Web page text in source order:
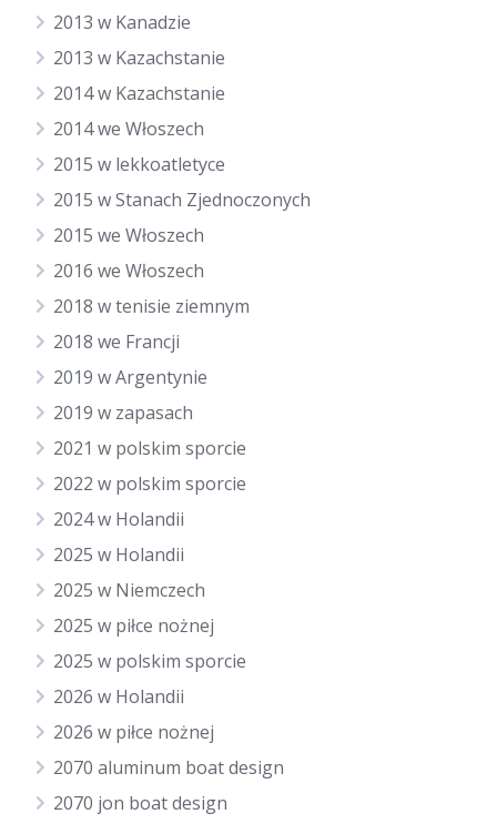
2013 w Kanadzie
2013 w Kazachstanie
2014 w Kazachstanie
2014 we Włoszech
2015 w lekkoatletyce
2015 w Stanach Zjednoczonych
2015 we Włoszech
2016 we Włoszech
2018 w tenisie ziemnym
2018 we Francji
2019 w Argentynie
2019 w zapasach
2021 w polskim sporcie
2022 w polskim sporcie
2024 w Holandii
2025 w Holandii
2025 w Niemczech
2025 w piłce nożnej
2025 w polskim sporcie
2026 w Holandii
2026 w piłce nożnej
2070 aluminum boat design
2070 jon boat design